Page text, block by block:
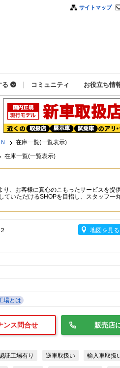
サイトマップ
る コミュニティ お役立ち情
在庫一覧(一覧表示)
在庫一覧(一覧表示)
、お客様に真心のこもったサービスを提
いただけるSHOPを目指し、スタッフ一
地図を見る
場とは
ンス問合せ 販売店
証工場有り 逆車取扱い 輸入車取扱